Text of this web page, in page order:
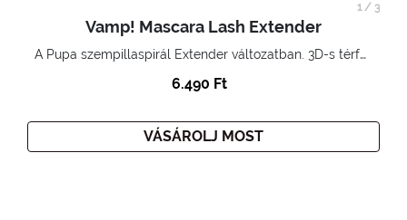
Vamp! Mascara Lash Extender
A Pupa szempillaspirál Extender változatban. 3D-s térfogatnövelő hatás. Hihetetlenül hosszú és göndör szempillák
6.490 Ft
VÁSÁROLJ MOST
1/ 3